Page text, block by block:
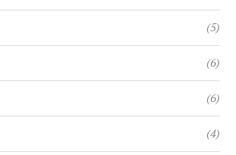
(5)
(6)
(6)
(4)